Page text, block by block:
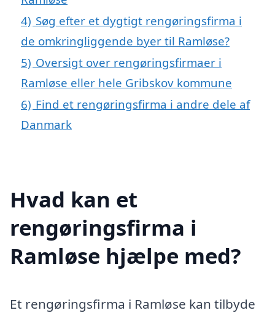
4) Søg efter et dygtigt rengøringsfirma i
de omkringliggende byer til Ramløse?
5) Oversigt over rengøringsfirmaer i
Ramløse eller hele Gribskov kommune
6) Find et rengøringsfirma i andre dele af
Danmark
Hvad kan et
rengøringsfirma i
Ramløse hjælpe med?
Et rengøringsfirma i Ramløse kan tilbyde